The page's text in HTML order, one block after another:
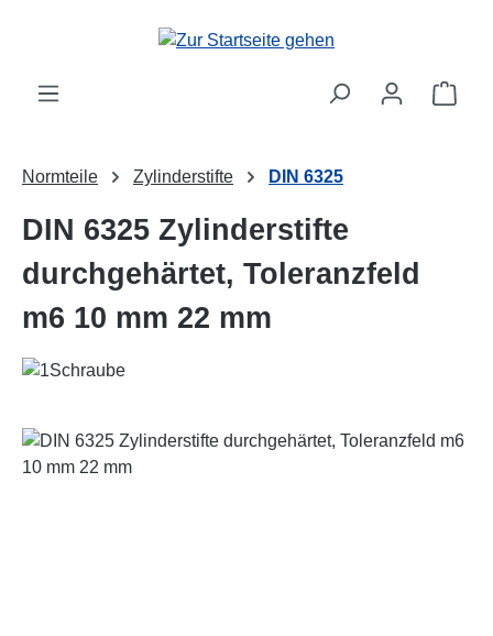
Zum Hauptinhalt springen
Normteile Zylinderstifte DIN 6325
DIN 6325 Zylinderstifte
durchgehärtet, Toleranzfeld
m6 10 mm 22 mm
Bildergalerie überspringen